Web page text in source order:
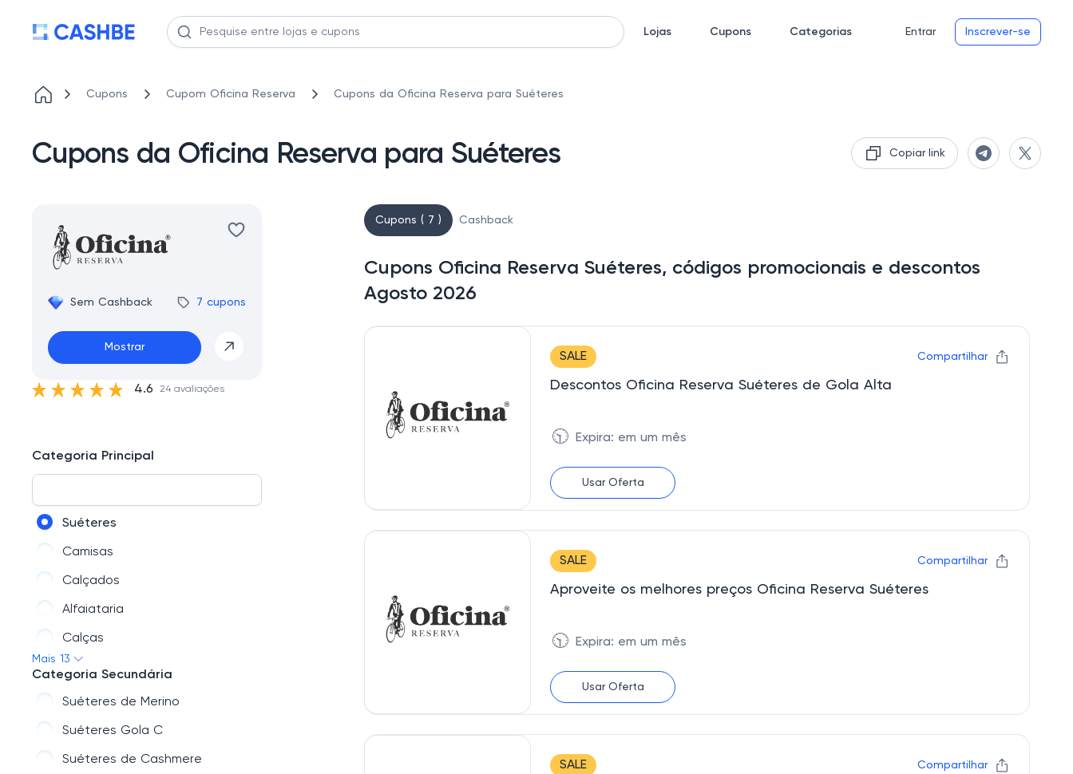
Lojas Cupons Categorias Entrar Inscrever-se
Cupons Cupom Oficina Reserva Cupons da Oficina Reserva para Suéteres
Cupons da Oficina Reserva para Suéteres Copiar link
Sem Cashback 7 cupons
Mostrar
4.6 24 avaliações
Categoria Principal
Suéteres
Camisas
Calçados
Alfaiataria
Calças
Mais vendidos
Camisetas
Novidades
Sale
Mais 13
Categoria Secundária
Suéteres de Merino
Suéteres Gola C
Suéteres de Cashmere
Cupons ( 7 ) Cashback
Cupons Oficina Reserva Suéteres, códigos promocionais e descontos
Agosto 2026
SALE Compartilhar
Descontos Oficina Reserva Suéteres de Gola Alta
🕥 Expira: em um mês
Usar Oferta
SALE Compartilhar
Aproveite os melhores preços Oficina Reserva Suéteres
🕥 Expira: em um mês
Usar Oferta
SALE Compartilhar